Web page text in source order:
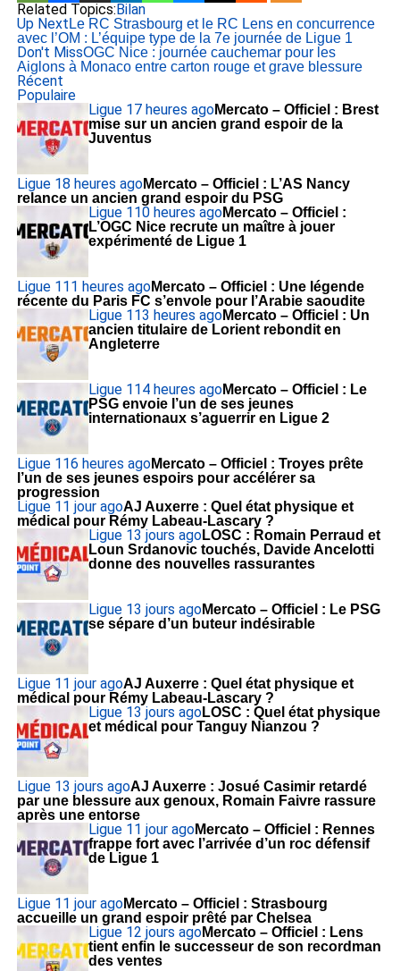
Related Topics:Bilan
Up Next Le RC Strasbourg et le RC Lens en concurrence
avec l’OM : L’équipe type de la 7e journée de Ligue 1
Don't MissOGC Nice : journée cauchemar pour les
Aiglons à Monaco entre carton rouge et grave blessure
Récent
Populaire
Ligue 17 heures agoMercato – Officiel : Brest
mise sur un ancien grand espoir de la
Juventus
Ligue 18 heures agoMercato – Officiel : L’AS Nancy
relance un ancien grand espoir du PSG
Ligue 110 heures agoMercato – Officiel :
L’OGC Nice recrute un maître à jouer
expérimenté de Ligue 1
Ligue 111 heures agoMercato – Officiel : Une légende
récente du Paris FC s’envole pour l’Arabie saoudite
Ligue 113 heures agoMercato – Officiel : Un
ancien titulaire de Lorient rebondit en
Angleterre
Ligue 114 heures agoMercato – Officiel : Le
PSG envoie l’un de ses jeunes
internationaux s’aguerrir en Ligue 2
Ligue 116 heures agoMercato – Officiel : Troyes prête
l’un de ses jeunes espoirs pour accélérer sa
progression
Ligue 11 jour agoAJ Auxerre : Quel état physique et
médical pour Rémy Labeau-Lascary ?
Ligue 13 jours agoLOSC : Romain Perraud et
Loun Srdanovic touchés, Davide Ancelotti
donne des nouvelles rassurantes
Ligue 13 jours agoMercato – Officiel : Le PSG
se sépare d’un buteur indésirable
Ligue 11 jour agoAJ Auxerre : Quel état physique et
médical pour Rémy Labeau-Lascary ?
Ligue 13 jours agoLOSC : Quel état physique
et médical pour Tanguy Nianzou ?
Ligue 13 jours agoAJ Auxerre : Josué Casimir retardé
par une blessure aux genoux, Romain Faivre rassure
après une entorse
Ligue 11 jour agoMercato – Officiel : Rennes
frappe fort avec l’arrivée d’un roc défensif
de Ligue 1
Ligue 11 jour agoMercato – Officiel : Strasbourg
accueille un grand espoir prêté par Chelsea
Ligue 12 jours agoMercato – Officiel : Lens
tient enfin le successeur de son recordman
des ventes